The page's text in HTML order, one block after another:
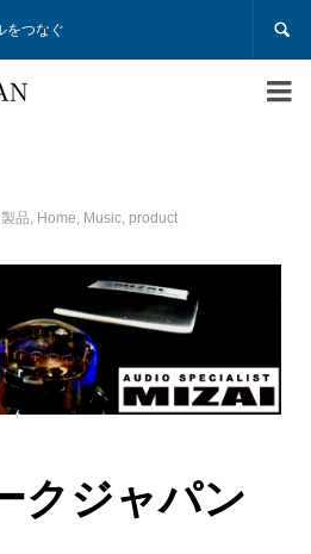
をつなぐ 

品, Home, Music, product
クジャパン